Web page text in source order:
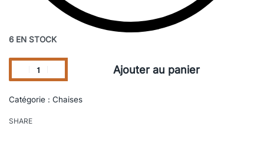
6 EN STOCK
Ajouter au panier
Catégorie : Chaises
SHARE